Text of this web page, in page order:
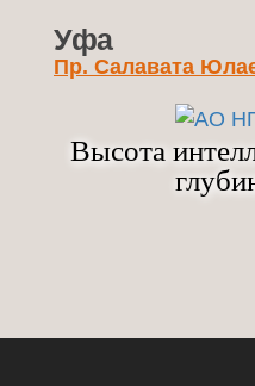
Уфа
Пр. Салавата
Высота